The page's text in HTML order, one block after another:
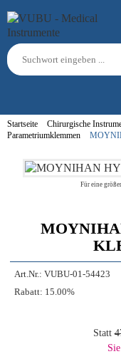
Startseite Chirurgische
Parametriumklemmen
Für eine
Art.Nr.: VUBU-01-54423
Rabatt: 15.00%
Statt